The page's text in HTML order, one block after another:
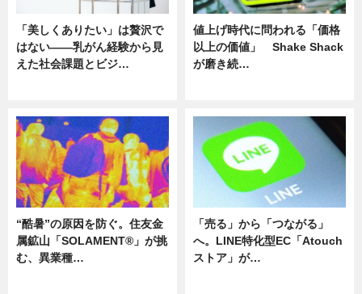
「美しくありたい」は贅沢で
はない――乳がん経験から見
えた社会課題とビジ…
値上げ時代に問われる「価格
以上の価値」 Shake Shack
が磨き続…
“酷暑”の原因を防ぐ。住友金
属鉱山「SOLAMENT®」が挑
む、異業種…
「売る」から「つながる」
へ。LINE特化型EC「Atouch
ストア」が…